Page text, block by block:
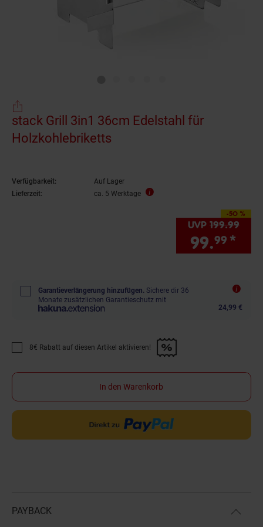
stack Grill 3in1 36cm Edelstahl für
Holzkohlebriketts
Verfügbarkeit:
Auf Lager
Lieferzeit:
ca. 5 Werktage
-50 %
Sie Sparen 50
UVP 199.99UVP
99.99 *
Garantieverlängerung hinzufügen. Sichere dir 36
Monate zusätzlichen Garantieschutz mit
24,99 €
Promotion "8€ Rabatt auf diesen Artikel aktivieren!" anwenden
8€ Rabatt auf diesen Artikel aktivieren!
In den Warenkorb
PAYBACK